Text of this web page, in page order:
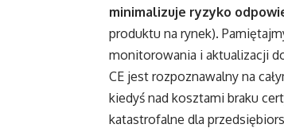
minimalizuje ryzyko
produktu na rynek).
monitorowania i aktualizacji
CE jest rozpoznawalny na
kiedyś nad kosztami braku
katastrofalne dla